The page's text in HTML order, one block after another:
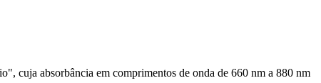
cuja absorbância em comprimentos de onda de 660 nm a 880 nm